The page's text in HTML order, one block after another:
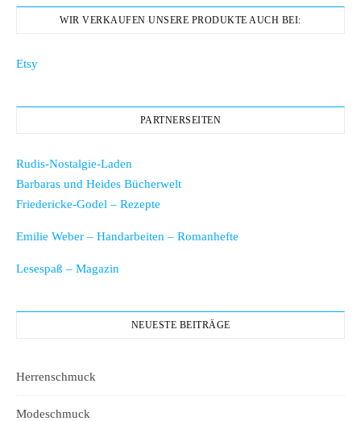
WIR VERKAUFEN UNSERE PRODUKTE AUCH BEI:
Etsy
PARTNERSEITEN
Rudis-Nostalgie-Laden
Barbaras und Heides Bücherwelt
Friedericke-Godel – Rezepte
Emilie Weber – Handarbeiten – Romanhefte
Lesespaß – Magazin
NEUESTE BEITRÄGE
Herrenschmuck
Modeschmuck